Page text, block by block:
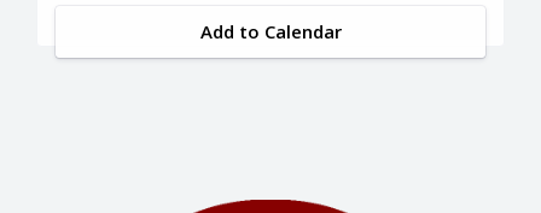
Add to Calendar